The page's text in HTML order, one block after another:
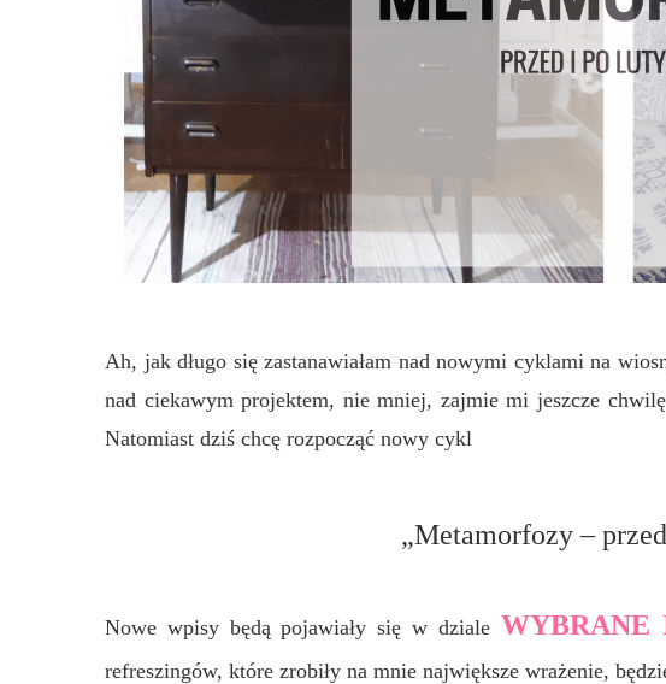
Ah, jak długo się zastanawiałam nad nowymi cyklami na
nad ciekawym projektem, nie mniej, zajmie mi jeszcze
Natomiast dziś chcę rozpocząć nowy cykl
„Metamorfozy –
Nowe wpisy będą pojawiały się w dziale WYBRANE
refreszingów, które zrobiły na mnie największe wrażenie,